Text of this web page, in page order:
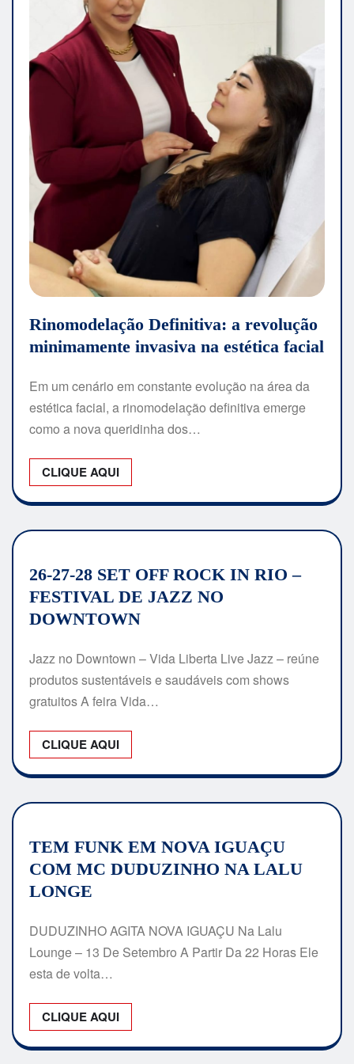
Rinomodelação Definitiva: a revolução
minimamente invasiva na estética facial
Em um cenário em constante evolução na área da
estética facial, a rinomodelação definitiva emerge
como a nova queridinha dos…
CLIQUE AQUI
26-27-28 SET OFF ROCK IN RIO –
FESTIVAL DE JAZZ NO
DOWNTOWN
Jazz no Downtown – Vida Liberta Live Jazz – reúne
produtos sustentáveis e saudáveis com shows
gratuitos A feira Vida…
CLIQUE AQUI
TEM FUNK EM NOVA IGUAÇU
COM MC DUDUZINHO NA LALU
LONGE
DUDUZINHO AGITA NOVA IGUAÇU Na Lalu
Lounge – 13 De Setembro A Partir Da 22 Horas Ele
esta de volta…
CLIQUE AQUI